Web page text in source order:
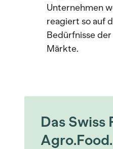
Unternehmen
reagiert so auf
Bedürfnisse
Märkte.
Das Swiss